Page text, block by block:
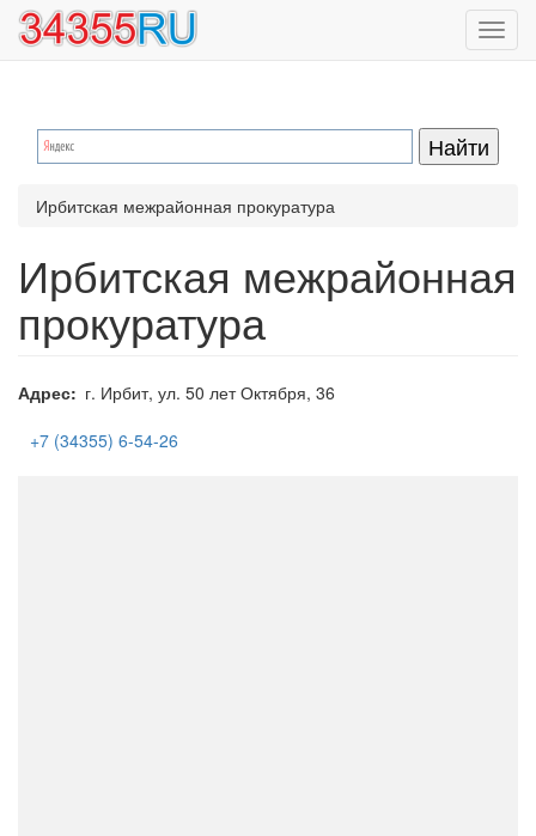
Перейти
основному
Ирбитская межрайонная прокуратура
Ирбитская межрайонная
прокуратура
Адрес
г. Ирбит, ул. 50 лет Октября, 36
+7 (34355) 6-54-26